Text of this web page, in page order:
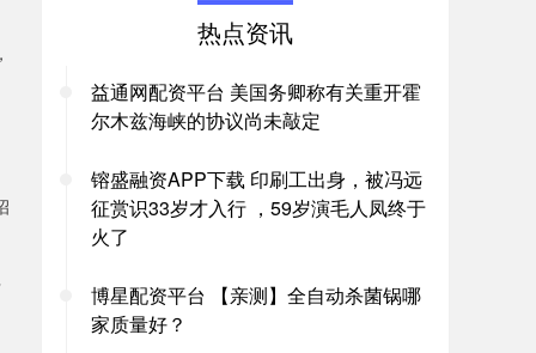
热点资讯
益通网配资平台 美国务卿称有关重开霍
尔木兹海峡的协议尚未敲定
镕盛融资APP下载 印刷工出身，被冯远
征赏识33岁才入行 ，59岁演毛人凤终于
火了
博星配资平台 【亲测】全自动杀菌锅哪
家质量好？